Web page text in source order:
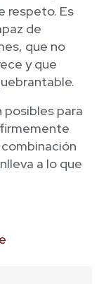
respeto. Es
de
que no
y que
posibles para
a lo que